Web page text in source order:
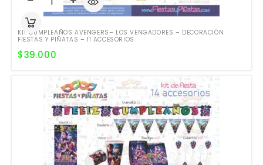
KIT CUMPLEAÑOS AVENGERS– LOS VENGADORES – DECORACIÓN
FIESTAS Y PIÑATAS – 11 ACCESORIOS
$39.000